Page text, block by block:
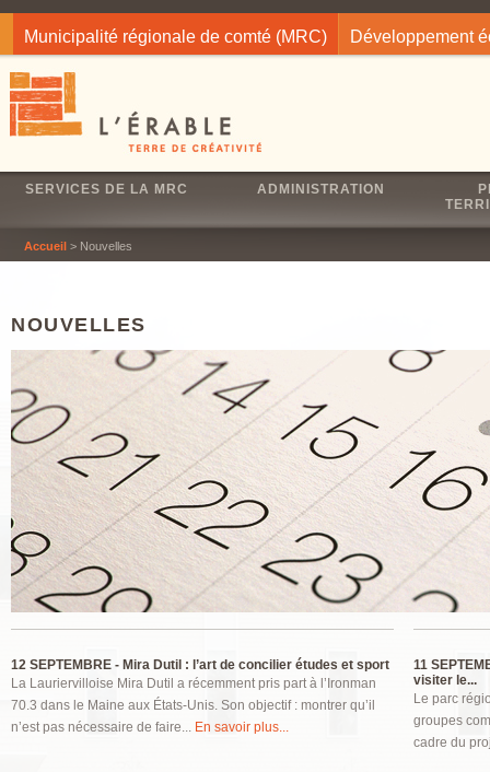
Municipalité régionale de comté (MRC) Développement
SERVICES DE LA MRC ADMINISTRATION
Accueil > Nouvelles
NOUVELLES
12 SEPTEMBRE - Mira Dutil : l’art de concilier études et sport
La Lauriervilloise Mira Dutil a récemment pris part à l’Ironman
70.3 dans le Maine aux États-Unis. Son objectif : montrer qu’il
n’est pas nécessaire de faire... En savoir plus...
11
visiter le...
Le parc
groupes
cadre du
Pages